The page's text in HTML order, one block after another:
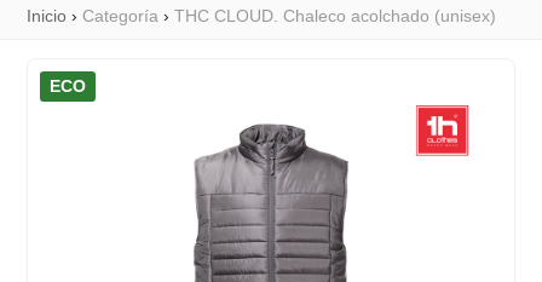
Inicio ›Categoría ›THC CLOUD. Chaleco acolchado (unisex)
ECO